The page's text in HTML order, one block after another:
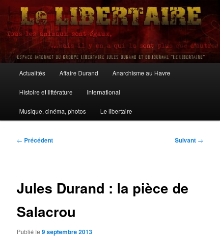
Aller
contenu
principalLe Libertaire
principal
Actualités Affaire Durand Anarchisme au Havre
Histoire et littérature International
Musique, cinéma, photos Le libertaire
Navigation
← Précédent Suivant →
Jules Durand : la pièce de
Salacrou
Publié le9 septembre 2013